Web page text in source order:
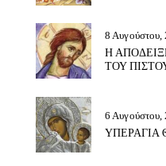
8 Αυγούστου,
Η
ΤΟΥ
6 Αυγούστου,
ΥΠΕΡΑΓΙΑ